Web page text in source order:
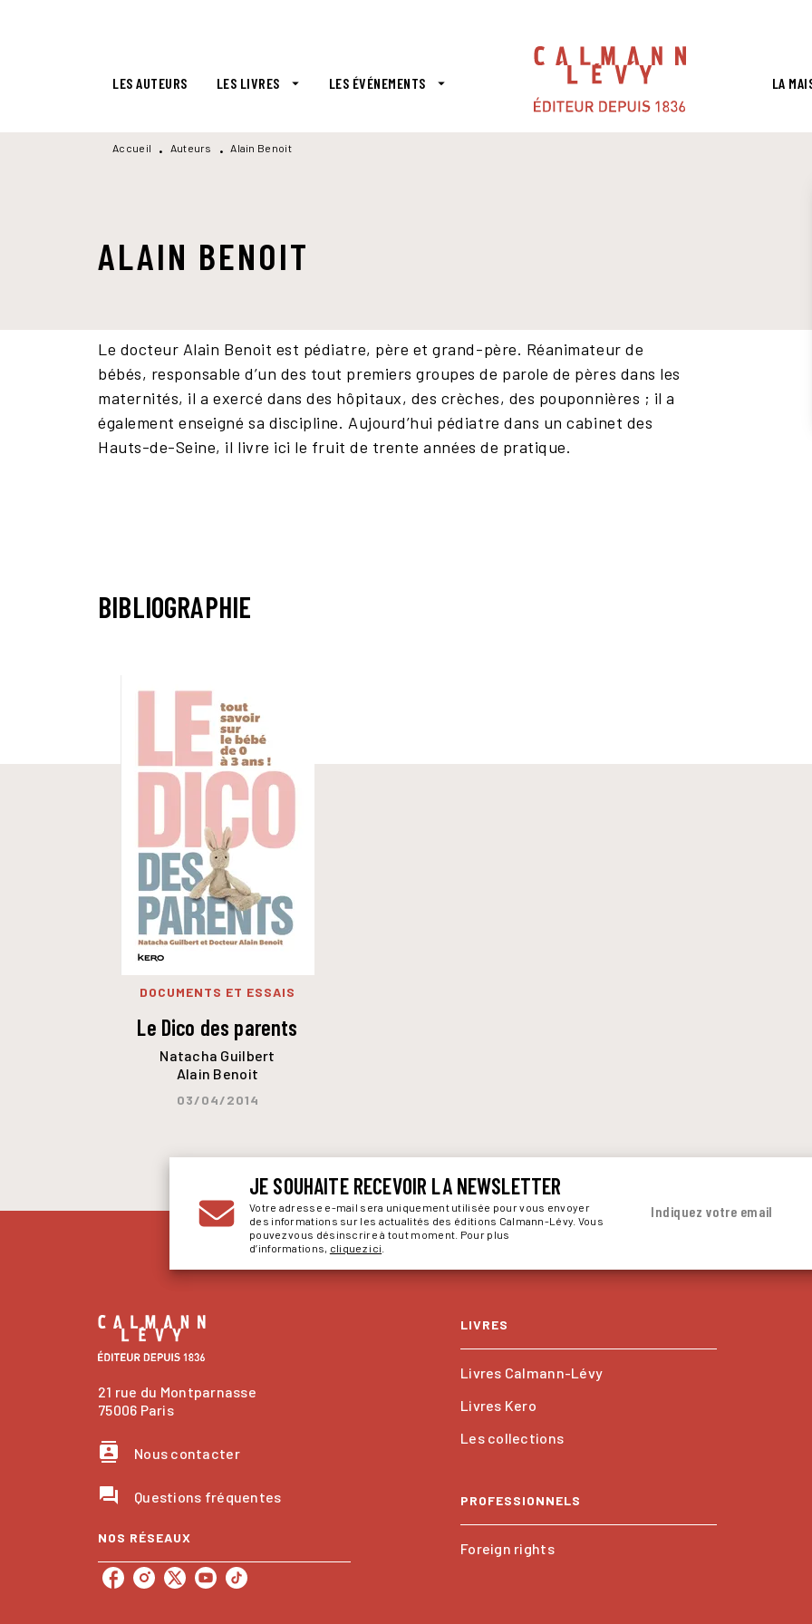
LES AUTEURS LES LIVRES arrow_drop_down LES ÉVÉNEMENTS arrow_drop_down LA
Accueil • Auteurs • Alain Benoit
ALAIN BENOIT
Le docteur Alain Benoit est pédiatre, père et grand-père. Réanimateur de
bébés, responsable d’un des tout premiers groupes de parole de pères dans les
maternités, il a exercé dans des hôpitaux, des crèches, des pouponnières ; il a
également enseigné sa discipline. Aujourd’hui pédiatre dans un cabinet des
Hauts-de-Seine, il livre ici le fruit de trente années de pratique.
BIBLIOGRAPHIE
DOCUMENTS ET ESSAIS
Le Dico des parents
Natacha Guilbert
Alain Benoit
03/04/2014
JE SOUHAITE RECEVOIR LA NEWSLETTER
Votre adresse e-mail sera uniquement utilisée pour vous envoyer
des informations sur les actualités des éditions Calmann-Lévy. Vous
pouvez vous désinscrire à tout moment. Pour plus
d’informations, cliquez ici
Indiquez votre email
21 rue du Montparnasse
75006 Paris
contacts Nous contacter
question_answer Questions fréquentes
NOS RÉSEAUX
LIVRES
Livres Calmann-Lévy
Livres Kero
Les collections
PROFESSIONNELS
Foreign rights